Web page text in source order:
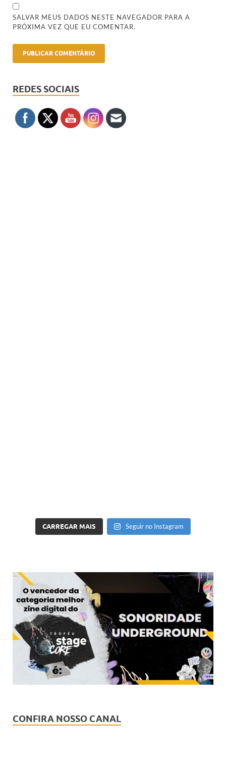
SALVAR MEUS DADOS NESTE NAVEGADOR PARA A
PRÓXIMA VEZ QUE EU COMENTAR.
REDES SOCIAIS
CARREGAR MAIS Seguir no Instagram
CONFIRA NOSSO CANAL